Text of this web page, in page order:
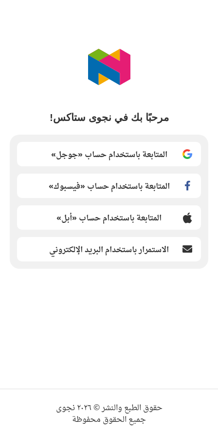
مرحبًا بك في نجوى ستاكس!
المتابعة باستخدام حساب «جوجل»
المتابعة باستخدام حساب «فيسبوك»
المتابعة باستخدام حساب «أبل»
الاستمرار باستخدام البريد الإلكتروني
حقوق الطبع والنشر © ٢٠٢٦ نجوى
جميع الحقوق محفوظة